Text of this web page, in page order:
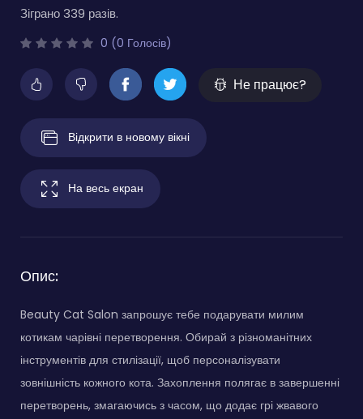
Зіграно 339 разів.
0 (0 Голосів)
Не працює?
Відкрити в новому вікні
На весь екран
Опис:
Beauty Cat Salon запрошує тебе подарувати милим
котикам чарівні перетворення. Обирай з різноманітних
інструментів для стилізації, щоб персоналізувати
зовнішність кожного кота. Захоплення полягає в завершенні
перетворень, змагаючись з часом, що додає грі жвавого